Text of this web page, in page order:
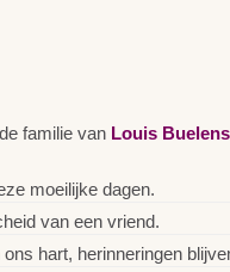
familie van Louis Buelens
moeilijke dagen.
van een vriend.
hart, herinneringen